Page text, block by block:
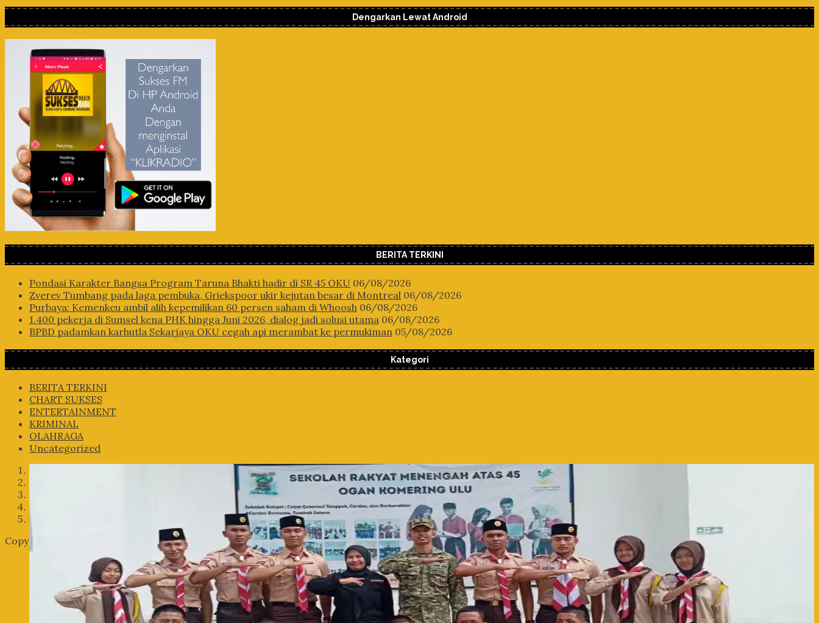
Dengarkan Lewat Android
BERITA TERKINI
Pondasi Karakter Bangsa Program Taruna Bhakti hadir di SR 45 OKU 06/08/2026
Zverev Tumbang pada laga pembuka, Griekspoor ukir kejutan besar di Montreal 06/08/2026
Purbaya: Kemenkeu ambil alih kepemilikan 60 persen saham di Whoosh 06/08/2026
1.400 pekerja di Sumsel kena PHK hingga Juni 2026, dialog jadi solusi utama 06/08/2026
BPBD padamkan karhutla Sekarjaya OKU cegah api merambat ke permukiman 05/08/2026
Kategori
BERITA TERKINI
CHART SUKSES
ENTERTAINMENT
KRIMINAL
OLAHRAGA
Uncategorized
4
Copyright © 2026 | WordPress Theme by
MH Themes